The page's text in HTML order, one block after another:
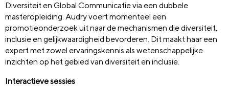
Diversiteit en Global Communicatie via een dubbele
masteropleiding. Audry voert momenteel een
promotieonderzoek uit naar de mechanismen die diversiteit,
inclusie en gelijkwaardigheid bevorderen. Dit maakt haar een
expert met zowel ervaringskennis als wetenschappelijke
inzichten op het gebied van diversiteit en inclusie.
Interactieve sessies